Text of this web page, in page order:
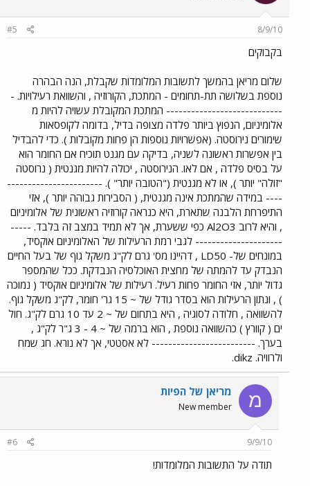
8/9/10
#5
בקבוקים
שלום מריאן בהמשך לתשובות המלומדות שקבלת, הנה הבהרה
נוספת בשלושה תת-תחומים - המתכת, הקורוזיה , והשוואת רעילויות. -
---------------------------- המתכת המקובלת עשויה להיות מ
אלומיניום, הנפוץ ביותר פלדה מצופה בדיל, בדומה לקופסאות
שימורים נירוסטה. (אפשרויות נוספות הן פחות מקובלות ). כדי להבדיל
בין אפשרות ראשונה לשניה, בדיקה עם מגנט תוכיח אם החומר הוא
על בסיס פלדה , אם לאו. הנירוסטה , יכולה להיות מגנטית ( נרוסטה
"זולה" יותר ), או לא מגנטית ("הטובה יותר" ). -----------------------
---- במידה שהמתכת אינה מגנטית, ( הסבירות גבוהה יותר ), אזי
התיפרחת הלבנה שתארת, היא כנראה קורוזיה ראשונית של אלומיניום
, והיא לרוב Al2O3 כפי ששערת, אך לא תמיד במצב זה בלבד. -----
--------------------- לגבי רמת הרעילות של האלומיניום אוקסיד,
במונחים של- LD50 , דהיינו מס' גרם לק"ג משקל גוף של בעל החיים
הנבדק עד להמתה של מחצית האוכלסיה הנבדקת. ככל שהמספר
גדול יותר, אזי החומר פחות רעיל. רעילות של אלומיניום אוקסיד ( נמוכה
) , ונתון הרעילות הוא בסדר גודל של ~ 15 גר' חומר, לק"ג משקל גוף.
להשוואה , חלודה לסוגיה , היא בתחום של ~ 2 עד 10 גרם לק"ג. חול
ים ( קוורץ ) כהשוואה נוספת , הוא ברמה של ~ 4 - 3 ג"ר לק"ג ,
בערך. ------------------------- לא אסטטי, אך לא נורא. חג שמח
ולרוויה. dikz.
מ מריאן של הפיות
New member
9/9/10
#6
תודה על התשובות המלומדות!